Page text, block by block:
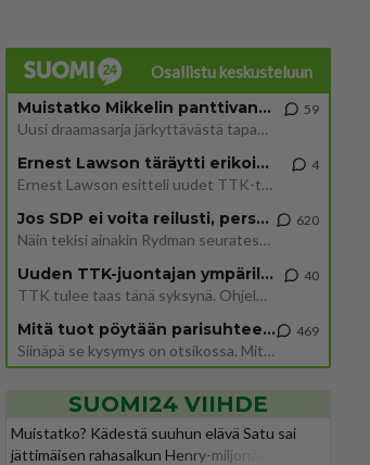
Osallistu keskusteluun
Muistatko Mikkelin panttivankidraaman?
Uusi draamasarja järkyttävästä tapauksesta on tulossa. Tositapahtumiin perustuva sarja ammentaa vuoden 1986 Mikkelin pan
59
Ernest Lawson täräytti erikoisen heiton TTK-lehdistötilaisuudessa: " Onko tässä tarkoituksena...?"
Ernest Lawson esitteli uudet TTK-tähtioppilaat ja opettajat torstaina 6.8. lehdistölle. Tulevalla kaudella on yksi hausk
4
Jos SDP ei voita reilusti, persut kumoavat demokratian Suomesta
Näin tekisi ainakin Rydman seuratessaan idolinsa Trumpin mallia https://www.is.fi/politiikka/art-2000012187244.html
620
Uuden TTK-juontajan ympärillä epätietoisuus sakenee - Nyt MTV hämmentää soppaa
TTK tulee taas tänä syksynä. Ohjelman uudet tähtioppilaat julkistetaan torstaina 6. elokuuta klo 14 alkavassa lehdistö
40
Mitä tuot pöytään parisuhteessa?
Siinäpä se kysymys on otsikossa. Mitäpä siis tuot/toisit pöytään parisuhteessa? Oletko mies vai nainen? Koetko sen mitä
469
SUOMI24 VIIHDE
Muistatko? Kädestä suuhun elävä Satu sai
jättimäisen rahasalkun Henry-miljonääriltä